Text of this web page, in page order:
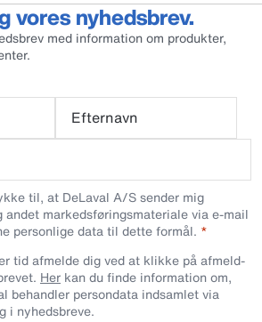
vores nyhedsbrev.
med information om produkter,
Efternavn
til, at DeLaval A/S sender mig
andet markedsføringsmateriale via e-mail
personlige data til dette formål.
tid afmelde dig ved at klikke på afmeld-
Her kan du finde information om,
behandler persondata indsamlet via
i nyhedsbreve.